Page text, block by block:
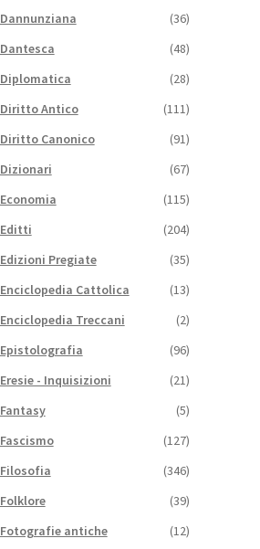
Dannunziana
(36)
Dantesca
(48)
Diplomatica
(28)
Diritto Antico
(111)
Diritto Canonico
(91)
Dizionari
(67)
Economia
(115)
Editti
(204)
Edizioni Pregiate
(35)
Enciclopedia Cattolica
(13)
Enciclopedia Treccani
(2)
Epistolografia
(96)
Eresie - Inquisizioni
(21)
Fantasy
(5)
Fascismo
(127)
Filosofia
(346)
Folklore
(39)
Fotografie antiche
(12)